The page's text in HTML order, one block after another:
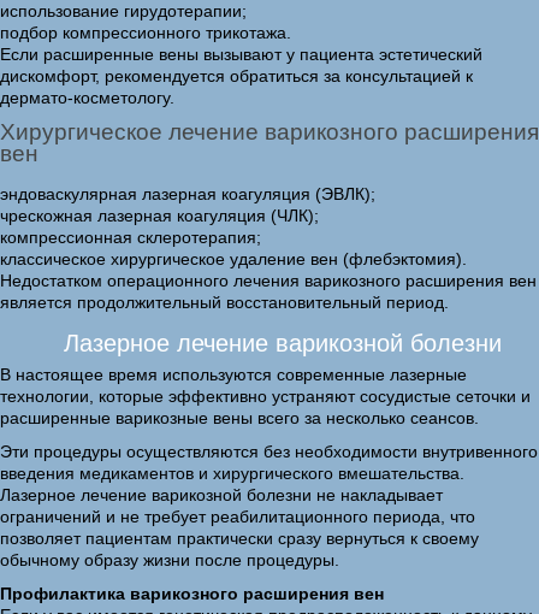
использование гирудотерапии;
подбор компрессионного трикотажа.
Если расширенные вены вызывают у пациента эстетический
дискомфорт, рекомендуется обратиться за консультацией к
дермато-косметологу.
Хирургическое лечение варикозного расширения
вен
эндоваскулярная лазерная коагуляция (ЭВЛК);
чрескожная лазерная коагуляция (ЧЛК);
компрессионная склеротерапия;
классическое хирургическое удаление вен (флебэктомия).
Недостатком операционного лечения варикозного расширения вен
является продолжительный восстановительный период.
Лазерное лечение варикозной болезни
В настоящее время используются современные лазерные
технологии, которые эффективно устраняют сосудистые сеточки и
расширенные варикозные вены всего за несколько сеансов.
Эти процедуры осуществляются без необходимости внутривенного
введения медикаментов и хирургического вмешательства.
Лазерное лечение варикозной болезни не накладывает
ограничений и не требует реабилитационного периода, что
позволяет пациентам практически сразу вернуться к своему
обычному образу жизни после процедуры.
Профилактика варикозного расширения вен